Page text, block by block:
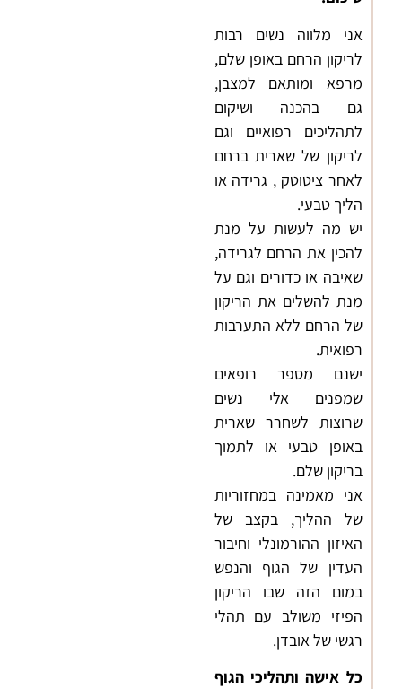
אני מלווה נשים רבות
לריקון הרחם באופן שלם,
מרפא ומותאם למצבן,
גם בהכנה ושיקום
לתהליכים רפואיים וגם
לריקון של שארית ברחם
לאחר ציטוטק , גרידה או
הליך טבעי.
יש מה לעשות על מנת
להכין את הרחם לגרידה,
שאיבה או כדורים וגם על
מנת להשלים את הריקון
של הרחם ללא התערבות
רפואית.
ישנם מספר רופאים
שמפנים אלי נשים
שרוצות לשחרר שארית
באופן טבעי או לתמוך
בריקון שלם.
אני מאמינה במחזוריות
של ההליך, בקצב של
האיזון ההורמונלי וחיבור
העדין של הגוף והנפש
במום הזה שבו הריקון
הפיזי משולב עם תהלי
רגשי של אובדן.
כל אישה ותהליכי הגוף